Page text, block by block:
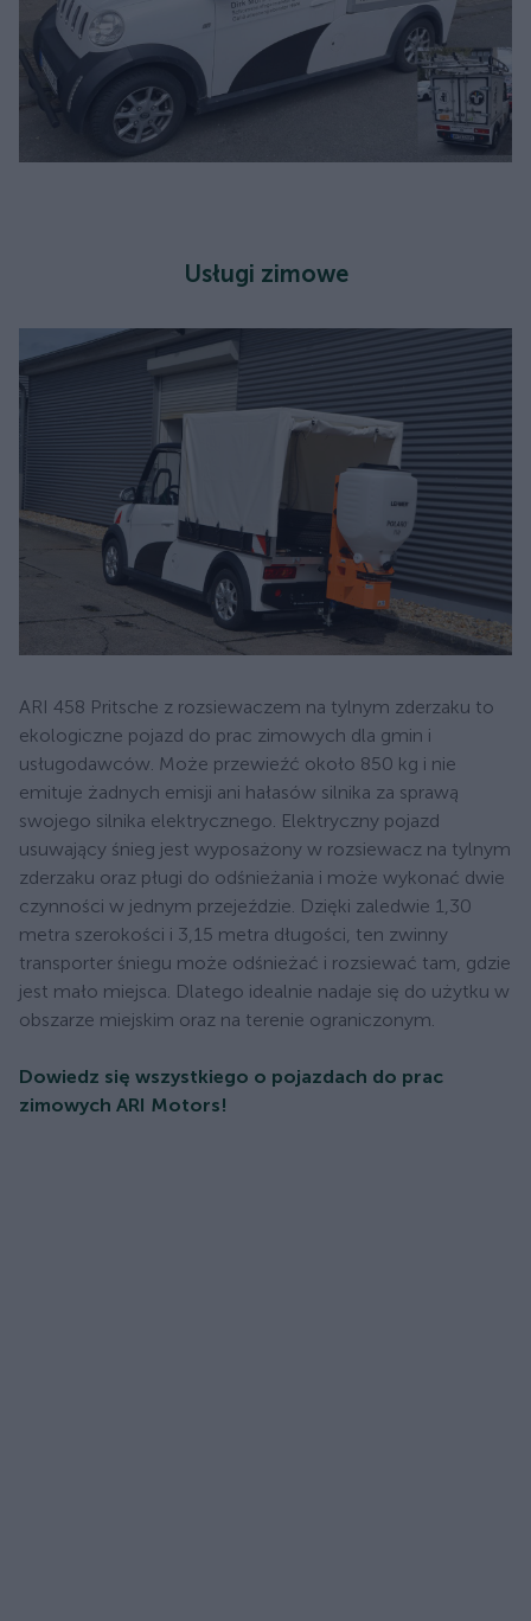
Usługi zimowe
ARI 458 Pritsche z rozsiewaczem na tylnym zderzaku to
ekologiczne pojazd do prac zimowych dla gmin i
usługodawców. Może przewieźć około 850 kg i nie
emituje żadnych emisji ani hałasów silnika za sprawą
swojego silnika elektrycznego. Elektryczny pojazd
usuwający śnieg jest wyposażony w rozsiewacz na tylnym
zderzaku oraz pługi do odśnieżania i może wykonać dwie
czynności w jednym przejeździe. Dzięki zaledwie 1,30
metra szerokości i 3,15 metra długości, ten zwinny
transporter śniegu może odśnieżać i rozsiewać tam, gdzie
jest mało miejsca. Dlatego idealnie nadaje się do użytku w
obszarze miejskim oraz na terenie ograniczonym.
Dowiedz się wszystkiego o pojazdach do prac
zimowych ARI Motors!